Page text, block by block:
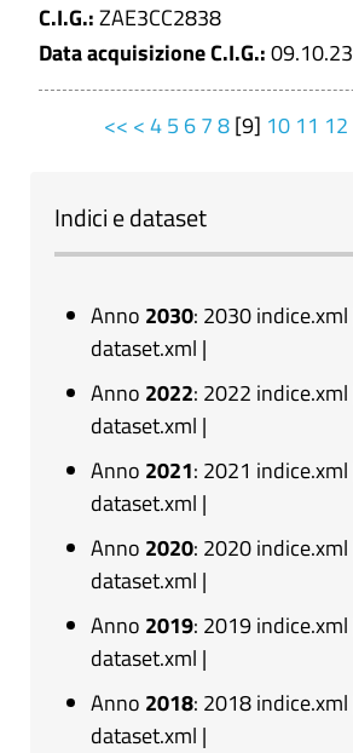
C.I.G.:ZAE3CC2838
Data acquisizione C.I.G.:09.10.23
<< <45 678[9] 10 11 12
Indici e dataset
Anno 2030: 2030 indice.xml
dataset.xml |
Anno 2022: 2022 indice.xml
dataset.xml |
Anno 2021: 2021 indice.xml
dataset.xml |
Anno 2020: 2020 indice.xml
dataset.xml |
Anno 2019: 2019 indice.xml
dataset.xml |
Anno 2018: 2018 indice.xml
dataset.xml |